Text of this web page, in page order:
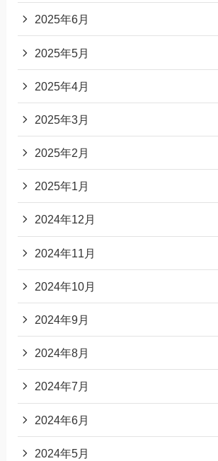
2025年6月
2025年5月
2025年4月
2025年3月
2025年2月
2025年1月
2024年12月
2024年11月
2024年10月
2024年9月
2024年8月
2024年7月
2024年6月
2024年5月